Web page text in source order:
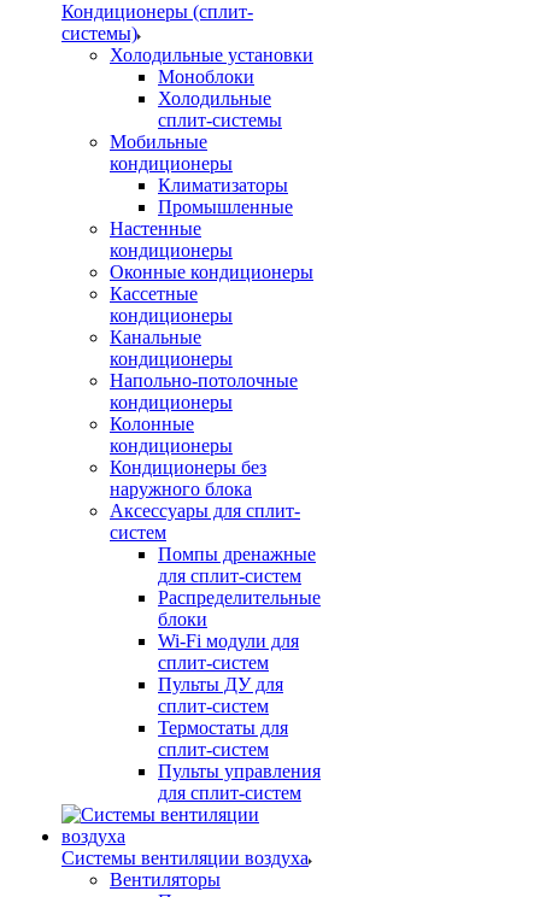
Кондиционеры (сплит-
системы)
Холодильные установки
Моноблоки
Холодильные
сплит-системы
Мобильные
кондиционеры
Климатизаторы
Промышленные
Настенные
кондиционеры
Оконные кондиционеры
Кассетные
кондиционеры
Канальные
кондиционеры
Напольно-потолочные
кондиционеры
Колонные
кондиционеры
Кондиционеры без
наружного блока
Аксессуары для сплит-
систем
Помпы дренажные
для сплит-систем
Распределительные
блоки
Wi-Fi модули для
сплит-систем
Пульты ДУ для
сплит-систем
Термостаты для
сплит-систем
Пульты управления
для сплит-систем
Системы вентиляции воздуха
Вентиляторы